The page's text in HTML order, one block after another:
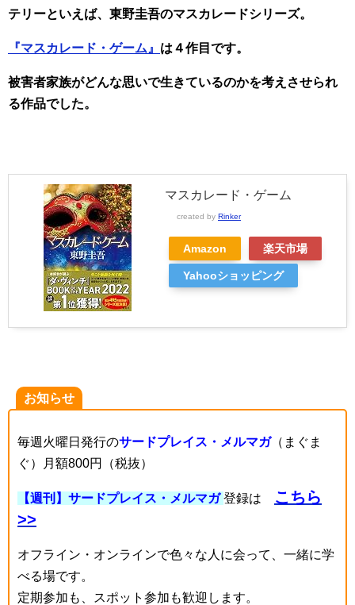
テリーといえば、東野圭吾のマスカレードシリーズ。
『マスカレード・ゲーム』 は４作目です。
被害者家族がどんな思いで生きているのかを考えさせられ
る作品でした。
マスカレード・ゲーム
created by Rinker
Amazon 楽天市場
Yahooショッピング
お知らせ
毎週火曜日発行のサードプレイス・メルマガ（まぐま
ぐ）月額800円（税抜）
【週刊】サードプレイス・メルマガ 登録は
こちら
>>
オフライン・オンラインで色々な人に会って、一緒に学
べる場です。
定期参加も、スポット参加も歓迎します。